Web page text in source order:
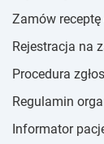
Zamów
Rejestracja na
Procedura
Regulamin
Informator